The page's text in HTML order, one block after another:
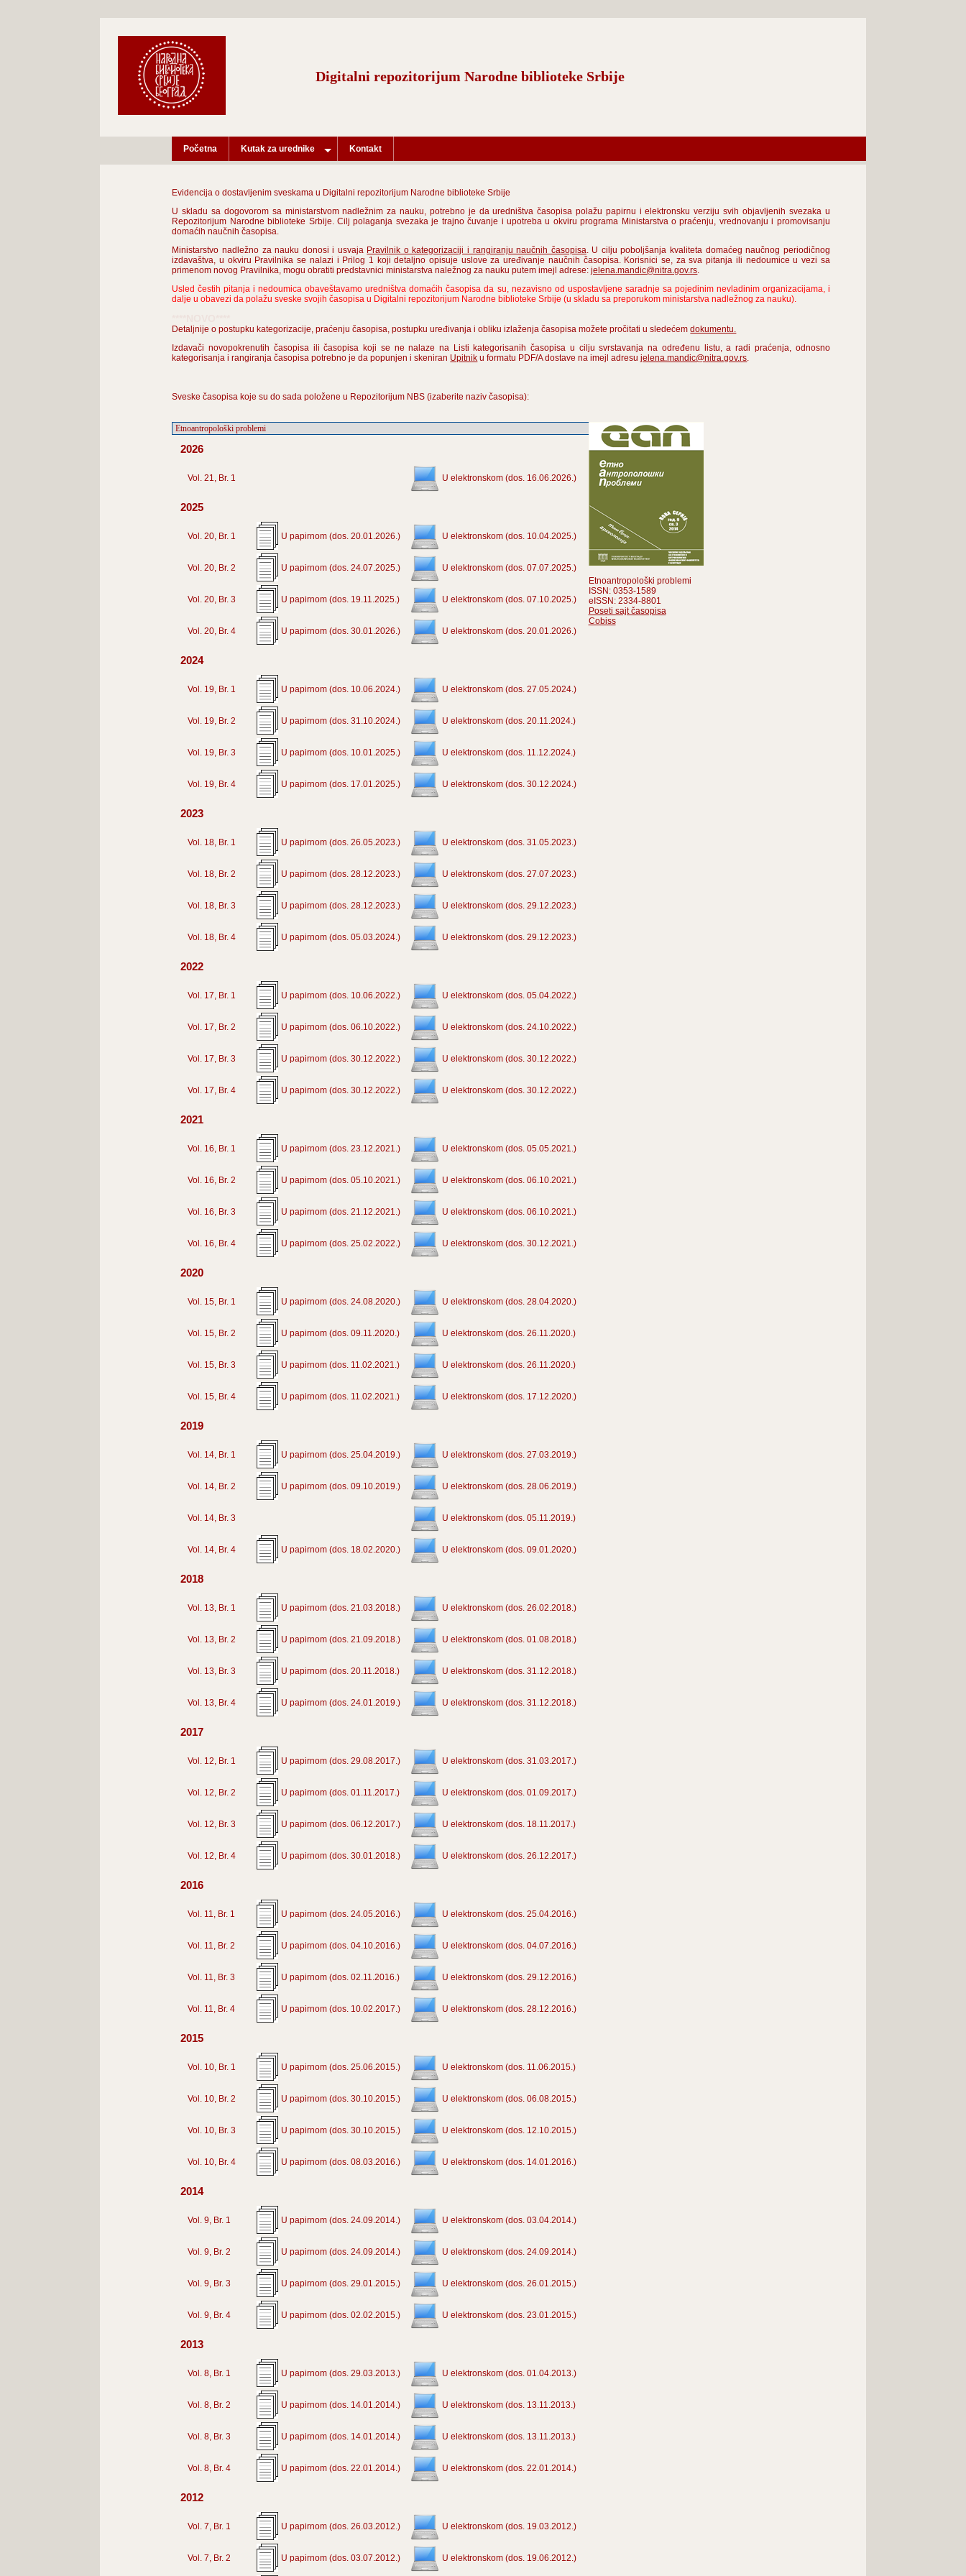
Digitalni repozitorijum Narodne biblioteke Srbije
Početna Kutak za urednike Kontakt
Evidencija o dostavljenim sveskama u Digitalni repozitorijum Narodne biblioteke Srbije
U skladu sa dogovorom sa ministarstvom nadležnim za nauku, potrebno je da uredništva časopisa polažu papirnu i elektronsku verziju svih objavljenih svezaka u
Repozitorijum Narodne biblioteke Srbije. Cilj polaganja svezaka je trajno čuvanje i upotreba u okviru programa Ministarstva o praćenju, vrednovanju i promovisanju
domaćih naučnih časopisa.
Ministarstvo nadležno za nauku donosi i usvaja Pravilnik o kategorizaciji i rangiranju naučnih časopisa. U cilju poboljšanja kvaliteta domaćeg naučnog periodičnog
izdavaštva, u okviru Pravilnika se nalazi i Prilog 1 koji detaljno opisuje uslove za uređivanje naučnih časopisa. Korisnici se, za sva pitanja ili nedoumice u vezi sa
primenom novog Pravilnika, mogu obratiti predstavnici ministarstva naležnog za nauku putem imejl adrese:jelena.mandic@nitra.gov.rs.
Usled čestih pitanja i nedoumica obaveštavamo uredništva domaćih časopisa da su, nezavisno od uspostavljene saradnje sa pojedinim nevladinim organizacijama, i
dalje u obavezi da polažu sveske svojih časopisa u Digitalni repozitorijum Narodne biblioteke Srbije (u skladu sa preporukom ministarstva nadležnog za nauku).
Detaljnije o postupku kategorizacije, praćenju časopisa, postupku uređivanja i obliku izlaženja časopisa možete pročitati u sledećemdokumentu.
Izdavači novopokrenutih časopisa ili časopisa koji se ne nalaze na Listi kategorisanih časopisa u cilju svrstavanja na određenu listu, a radi praćenja, odnosno
kategorisanja i rangiranja časopisa potrebno je da popunjen i skeniran Upitnik u formatu PDF/A dostave na imejl adresujelena.mandic@nitra.gov.rs.
Sveske časopisa koje su do sada položene u Repozitorijum NBS (izaberite naziv časopisa):
2026
Vol. 21, Br. 1 U elektronskom (dos. 16.06.2026.)
2025
Vol. 20, Br. 1 U papirnom (dos. 20.01.2026.) U elektronskom (dos. 10.04.2025.)
Vol. 20, Br. 2 U papirnom (dos. 24.07.2025.) U elektronskom (dos. 07.07.2025.)
Vol. 20, Br. 3 U papirnom (dos. 19.11.2025.) U elektronskom (dos. 07.10.2025.)
Vol. 20, Br. 4 U papirnom (dos. 30.01.2026.) U elektronskom (dos. 20.01.2026.)
2024
Vol. 19, Br. 1 U papirnom (dos. 10.06.2024.) U elektronskom (dos. 27.05.2024.)
Vol. 19, Br. 2 U papirnom (dos. 31.10.2024.) U elektronskom (dos. 20.11.2024.)
Vol. 19, Br. 3 U papirnom (dos. 10.01.2025.) U elektronskom (dos. 11.12.2024.)
Vol. 19, Br. 4 U papirnom (dos. 17.01.2025.) U elektronskom (dos. 30.12.2024.)
2023
Vol. 18, Br. 1 U papirnom (dos. 26.05.2023.) U elektronskom (dos. 31.05.2023.)
Vol. 18, Br. 2 U papirnom (dos. 28.12.2023.) U elektronskom (dos. 27.07.2023.)
Vol. 18, Br. 3 U papirnom (dos. 28.12.2023.) U elektronskom (dos. 29.12.2023.)
Vol. 18, Br. 4 U papirnom (dos. 05.03.2024.) U elektronskom (dos. 29.12.2023.)
2022
Vol. 17, Br. 1 U papirnom (dos. 10.06.2022.) U elektronskom (dos. 05.04.2022.)
Vol. 17, Br. 2 U papirnom (dos. 06.10.2022.) U elektronskom (dos. 24.10.2022.)
Vol. 17, Br. 3 U papirnom (dos. 30.12.2022.) U elektronskom (dos. 30.12.2022.)
Vol. 17, Br. 4 U papirnom (dos. 30.12.2022.) U elektronskom (dos. 30.12.2022.)
2021
Vol. 16, Br. 1 U papirnom (dos. 23.12.2021.) U elektronskom (dos. 05.05.2021.)
Vol. 16, Br. 2 U papirnom (dos. 05.10.2021.) U elektronskom (dos. 06.10.2021.)
Vol. 16, Br. 3 U papirnom (dos. 21.12.2021.) U elektronskom (dos. 06.10.2021.)
Vol. 16, Br. 4 U papirnom (dos. 25.02.2022.) U elektronskom (dos. 30.12.2021.)
2020
Vol. 15, Br. 1 U papirnom (dos. 24.08.2020.) U elektronskom (dos. 28.04.2020.)
Vol. 15, Br. 2 U papirnom (dos. 09.11.2020.) U elektronskom (dos. 26.11.2020.)
Vol. 15, Br. 3 U papirnom (dos. 11.02.2021.) U elektronskom (dos. 26.11.2020.)
Vol. 15, Br. 4 U papirnom (dos. 11.02.2021.) U elektronskom (dos. 17.12.2020.)
2019
Vol. 14, Br. 1 U papirnom (dos. 25.04.2019.) U elektronskom (dos. 27.03.2019.)
Vol. 14, Br. 2 U papirnom (dos. 09.10.2019.) U elektronskom (dos. 28.06.2019.)
Vol. 14, Br. 3 U elektronskom (dos. 05.11.2019.)
Vol. 14, Br. 4 U papirnom (dos. 18.02.2020.) U elektronskom (dos. 09.01.2020.)
2018
Vol. 13, Br. 1 U papirnom (dos. 21.03.2018.) U elektronskom (dos. 26.02.2018.)
Vol. 13, Br. 2 U papirnom (dos. 21.09.2018.) U elektronskom (dos. 01.08.2018.)
Vol. 13, Br. 3 U papirnom (dos. 20.11.2018.) U elektronskom (dos. 31.12.2018.)
Vol. 13, Br. 4 U papirnom (dos. 24.01.2019.) U elektronskom (dos. 31.12.2018.)
2017
Vol. 12, Br. 1 U papirnom (dos. 29.08.2017.) U elektronskom (dos. 31.03.2017.)
Vol. 12, Br. 2 U papirnom (dos. 01.11.2017.) U elektronskom (dos. 01.09.2017.)
Vol. 12, Br. 3 U papirnom (dos. 06.12.2017.) U elektronskom (dos. 18.11.2017.)
Vol. 12, Br. 4 U papirnom (dos. 30.01.2018.) U elektronskom (dos. 26.12.2017.)
2016
Vol. 11, Br. 1 U papirnom (dos. 24.05.2016.) U elektronskom (dos. 25.04.2016.)
Vol. 11, Br. 2 U papirnom (dos. 04.10.2016.) U elektronskom (dos. 04.07.2016.)
Vol. 11, Br. 3 U papirnom (dos. 02.11.2016.) U elektronskom (dos. 29.12.2016.)
Vol. 11, Br. 4 U papirnom (dos. 10.02.2017.) U elektronskom (dos. 28.12.2016.)
2015
Vol. 10, Br. 1 U papirnom (dos. 25.06.2015.) U elektronskom (dos. 11.06.2015.)
Vol. 10, Br. 2 U papirnom (dos. 30.10.2015.) U elektronskom (dos. 06.08.2015.)
Vol. 10, Br. 3 U papirnom (dos. 30.10.2015.) U elektronskom (dos. 12.10.2015.)
Vol. 10, Br. 4 U papirnom (dos. 08.03.2016.) U elektronskom (dos. 14.01.2016.)
2014
Vol. 9, Br. 1 U papirnom (dos. 24.09.2014.) U elektronskom (dos. 03.04.2014.)
Vol. 9, Br. 2 U papirnom (dos. 24.09.2014.) U elektronskom (dos. 24.09.2014.)
Vol. 9, Br. 3 U papirnom (dos. 29.01.2015.) U elektronskom (dos. 26.01.2015.)
Vol. 9, Br. 4 U papirnom (dos. 02.02.2015.) U elektronskom (dos. 23.01.2015.)
2013
Vol. 8, Br. 1 U papirnom (dos. 29.03.2013.) U elektronskom (dos. 01.04.2013.)
Vol. 8, Br. 2 U papirnom (dos. 14.01.2014.) U elektronskom (dos. 13.11.2013.)
Vol. 8, Br. 3 U papirnom (dos. 14.01.2014.) U elektronskom (dos. 13.11.2013.)
Vol. 8, Br. 4 U papirnom (dos. 22.01.2014.) U elektronskom (dos. 22.01.2014.)
2012
Vol. 7, Br. 1 U papirnom (dos. 26.03.2012.) U elektronskom (dos. 19.03.2012.)
Vol. 7, Br. 2 U papirnom (dos. 03.07.2012.) U elektronskom (dos. 19.06.2012.)
Etnoantropološki problemi
ISSN: 0353-1589
eISSN: 2334-8801
Poseti sajt časopisa
Cobiss